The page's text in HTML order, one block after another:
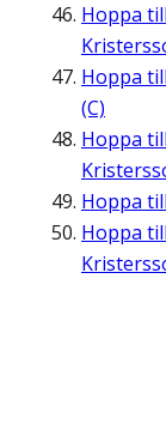
Hoppa till
Hoppa till
(C)
Hoppa till
Hoppa till
Hoppa till